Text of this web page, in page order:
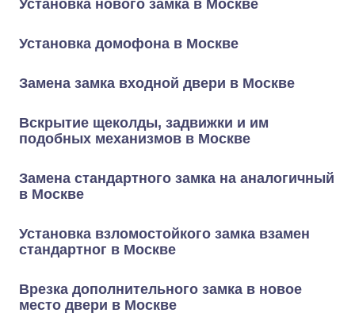
Установка нового замка в Москве
Установка домофона в Москве
Замена замка входной двери в Москве
Вскрытие щеколды, задвижки и им
подобных механизмов в Москве
Замена стандартного замка на аналогичный
в Москве
Установка взломостойкого замка взамен
стандартног в Москве
Врезка дополнительного замка в новое
место двери в Москве